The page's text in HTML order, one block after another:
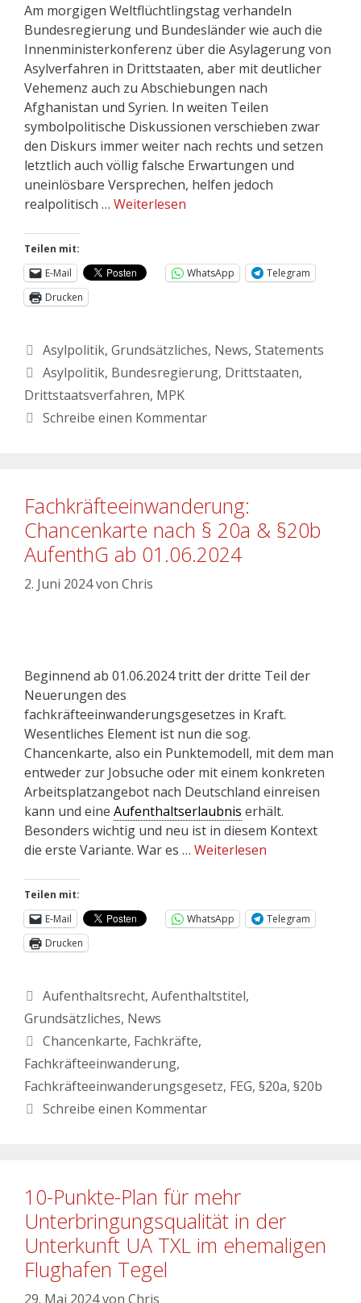
Am morgigen Weltflüchtlingstag verhandeln
Bundesregierung und Bundesländer wie auch die
Innenministerkonferenz über die Asylagerung von
Asylverfahren in Drittstaaten, aber mit deutlicher
Vehemenz auch zu Abschiebungen nach
Afghanistan und Syrien. In weiten Teilen
symbolpolitische Diskussionen verschieben zwar
den Diskurs immer weiter nach rechts und setzen
letztlich auch völlig falsche Erwartungen und
uneinlösbare Versprechen, helfen jedoch
realpolitisch … Weiterlesen
Teilen mit:
E-Mail
WhatsApp
Telegram
Drucken
Asylpolitik, Grundsätzliches, News, Statements
Asylpolitik, Bundesregierung, Drittstaaten,
Drittstaatsverfahren, MPK
Schreibe einen Kommentar
Fachkräfteeinwanderung:
Chancenkarte nach § 20a & §20b
AufenthG ab 01.06.2024
2. Juni 2024von Chris
Beginnend ab 01.06.2024 tritt der dritte Teil der
Neuerungen des
fachkräfteeinwanderungsgesetzes in Kraft.
Wesentliches Element ist nun die sog.
Chancenkarte, also ein Punktemodell, mit dem man
entweder zur Jobsuche oder mit einem konkreten
Arbeitsplatzangebot nach Deutschland einreisen
kann und eine Aufenthaltserlaubnis erhält.
Besonders wichtig und neu ist in diesem Kontext
die erste Variante. War es … Weiterlesen
Teilen mit:
E-Mail
WhatsApp
Telegram
Drucken
Aufenthaltsrecht, Aufenthaltstitel,
Grundsätzliches, News
Chancenkarte, Fachkräfte,
Fachkräfteeinwanderung,
Fachkräfteeinwanderungsgesetz, FEG, §20a, §20b
Schreibe einen Kommentar
10-Punkte-Plan für mehr
Unterbringungsqualität in der
Unterkunft UA TXL im ehemaligen
Flughafen Tegel
29. Mai 2024von Chris